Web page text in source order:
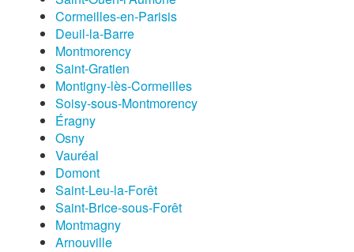
Cormeilles-en-Parisis
Deuil-la-Barre
Montmorency
Saint-Gratien
Montigny-lès-Cormeilles
Soisy-sous-Montmorency
Éragny
Osny
Vauréal
Domont
Saint-Leu-la-Forêt
Saint-Brice-sous-Forêt
Montmagny
Arnouville